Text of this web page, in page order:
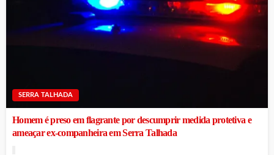
SERRA TALHADA
Homem é preso em flagrante por descumprir medida protetiva e
ameaçar ex-companheira em Serra Talhada